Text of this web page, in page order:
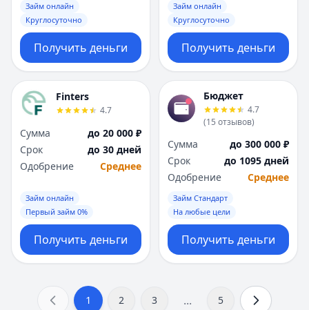
Займ онлайн
Круглосуточно
Получить деньги
Займ онлайн
Круглосуточно
Получить деньги
Finters
4.7
Сумма
до 20 000 ₽
Срок
до 30 дней
Одобрение
Среднее
Займ онлайн
Первый займ 0%
Получить деньги
Бюджет
4.7
(15 отзывов)
Сумма
до 300 000 ₽
Срок
до 1095 дней
Одобрение
Среднее
Займ Стандарт
На любые цели
Получить деньги
1 2 3 ... 5